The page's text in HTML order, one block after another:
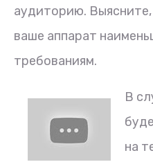
аудиторию.
ваше аппарат
требованиям.
В
на